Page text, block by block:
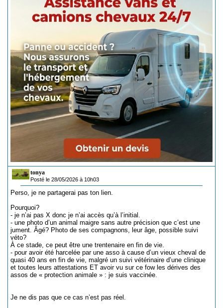
tonya
Posté le 28/05/2026 à 10h03
Perso, je ne partagerai pas ton lien.
Pourquoi?
- je n’ai pas X donc je n’ai accès qu’à l’initial.
- une photo d’un animal maigre sans autre précision que c’est une
jument. Âgé? Photo de ses compagnons, leur âge, possible suivi
véto?
À ce stade, ce peut être une trentenaire en fin de vie.
- pour avoir été harcelée par une asso à cause d’un vieux cheval de
quasi 40 ans en fin de vie, malgré un suivi vétérinaire d’une clinique
et toutes leurs attestations ET avoir vu sur ce fow les dérives des
assos de « protection animale » : je suis vaccinée.
Je ne dis pas que ce cas n’est pas réel.